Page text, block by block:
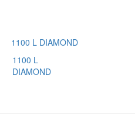
1100 L
DIAMOND